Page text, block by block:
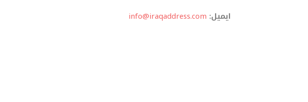
ایمیل: info@iraqaddress.com